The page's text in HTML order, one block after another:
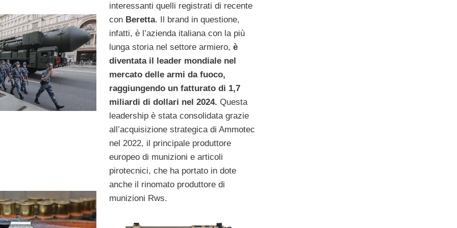
interessanti quelli registrati di recente
con Beretta. Il brand in questione,
infatti, è l’azienda italiana con la più
lunga storia nel settore armiero, è
diventata il leader mondiale nel
mercato delle armi da fuoco,
raggiungendo un fatturato di 1,7
miliardi di dollari nel 2024. Questa
leadership è stata consolidata grazie
all’acquisizione strategica di Ammotec
nel 2022, il principale produttore
europeo di munizioni e articoli
pirotecnici, che ha portato in dote
anche il rinomato produttore di
munizioni Rws.